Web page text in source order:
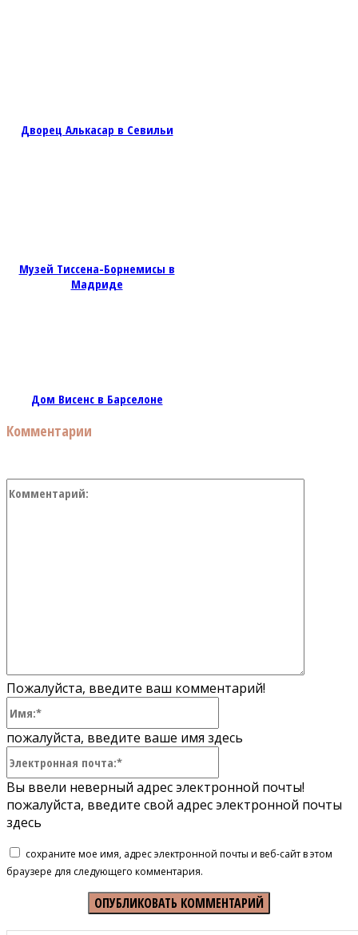
Дворец Алькасар в Севильи
Музей Тиссена-Борнемисы в
Мадриде
Дом Висенс в Барселоне
Комментарии
Пожалуйста, введите ваш комментарий!
пожалуйста, введите ваше имя здесь
Вы ввели неверный адрес электронной почты!
пожалуйста, введите свой адрес электронной почты
здесь
сохраните мое имя, адрес электронной почты и веб-сайт в этом
браузере для следующего комментария.